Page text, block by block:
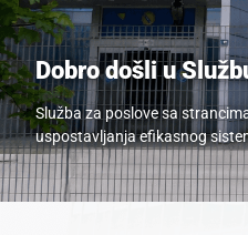
Dobro došli u
Služba za poslove sa
uspostavljanja efikasnog